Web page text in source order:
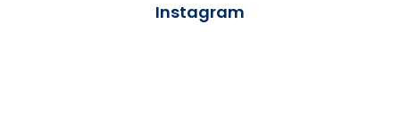
Arquebisbat de Barcelona
Instagram